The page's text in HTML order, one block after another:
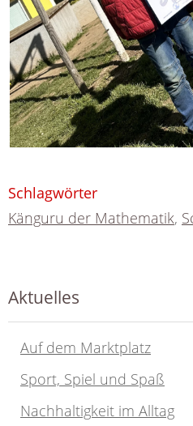
Schlagwörter
Känguru der Mathematik,
Aktuelles
Auf dem Marktplatz
Sport, Spiel und Spaß
Nachhaltigkeit im Alltag